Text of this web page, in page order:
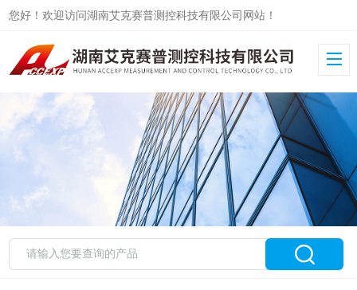
您好！欢迎访问湖南艾克赛普测控科技有限公司网站！